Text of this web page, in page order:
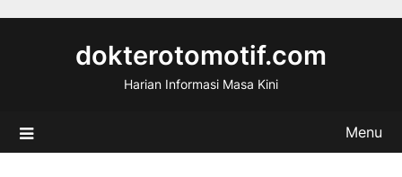
dokterotomotif.com
Harian Informasi Masa Kini
Menu